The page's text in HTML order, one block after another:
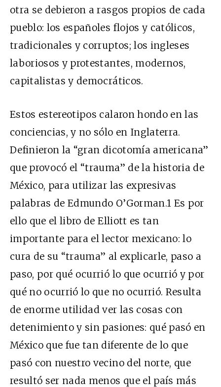
otra se debieron a rasgos propios de cada
pueblo: los españoles flojos y católicos,
tradicionales y corruptos; los ingleses
laboriosos y protestantes, modernos,
capitalistas y democráticos.
Estos estereotipos calaron hondo en las
conciencias, y no sólo en Inglaterra.
Definieron la “gran dicotomía americana”
que provocó el “trauma” de la historia de
México, para utilizar las expresivas
palabras de Edmundo O’Gorman.1 Es por
ello que el libro de Elliott es tan
importante para el lector mexicano: lo
cura de su “trauma” al explicarle, paso a
paso, por qué ocurrió lo que ocurrió y por
qué no ocurrió lo que no ocurrió. Resulta
de enorme utilidad ver las cosas con
detenimiento y sin pasiones: qué pasó en
México que fue tan diferente de lo que
pasó con nuestro vecino del norte, que
resultó ser nada menos que el país más